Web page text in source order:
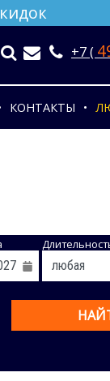
+7 (
КОНТАКТЫ